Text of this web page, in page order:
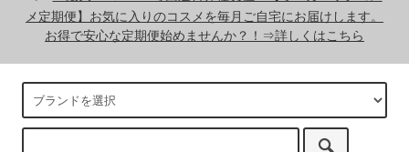
メ定期便】お気に入りのコスメを毎月ご自宅にお届けします。
お得で安心な定期便始めませんか？！⇒詳しくはこちら